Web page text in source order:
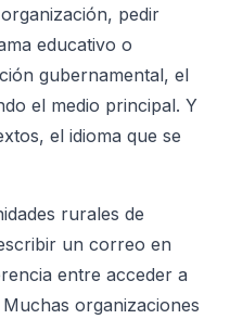
pedir
educativo o
gubernamental, el
el medio principal. Y
el idioma que se
rurales de
un correo en
entre acceder a
organizaciones